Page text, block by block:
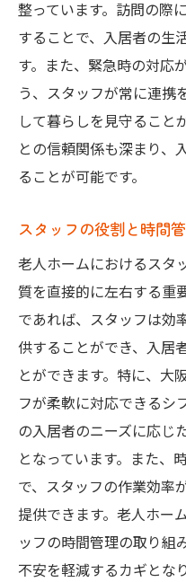
理想の施設を
整っています。訪問の際
することで、入居者の生
す。また、緊急時の対応
う、スタッフが常に連携
して暮らしを見守ること
との信頼関係も深まり、
ることが可能です。
スタッフの役割と時間
老人ホームにおけるスタ
質を直接的に左右する重
であれば、スタッフは効
供することができ、入居
とができます。特に、大
フが柔軟に対応できるシ
の入居者のニーズに応じ
となっています。また、
で、スタッフの作業効率
提供できます。老人ホー
ッフの時間管理の取り組
不安を軽減するカギとな